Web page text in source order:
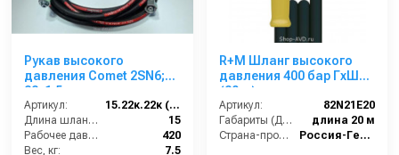
Рукав высокого
давления Comet 2SN6;
22х1,5 г под ключ -
22х1,5г под ключ; 15м +
защита от изгиба
Артикул:
15.22к.22к (2SN6)Comet
Длина шланга ВД (м):
15
Рабочее давление (бар):
420
Вес, кг:
7.5
R+M Шланг высокого
давления 400 бар ГхШ
(20 м)
Артикул:
82N21E20
Габариты (ДхШхВ):
длина 20 м
Страна-производитель:
Россия-Германия